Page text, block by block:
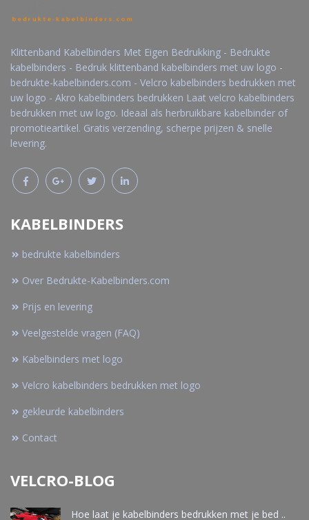
Klittenband Kabelbinders Met Eigen Bedrukking - Bedrukte
kabelbinders - Bedruk klittenband kabelbinders met uw logo -
bedrukte-kabelbinders.com - Velcro kabelbinders bedrukken met
uw logo - Akro kabelbinders bedrukken Laat velcro kabelbinders
bedrukken met uw logo. Ideaal als herbruikbare kabelbinder of
promotieartikel. Gratis verzending, scherpe prijzen & snelle
levering.
KABELBINDERS
bedrukte kabelbinders
Over Bedrukte-Kabelbinders.com
Prijs en levering
Veelgestelde vragen (FAQ)
Kabelbinders met logo
Velcro kabelbinders bedrukken met logo
gekleurde kabelbinders
Contact
VELCRO-BLOG
Hoe laat je kabelbinders bedrukken met je bed ..